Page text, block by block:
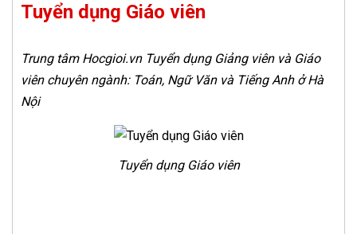
Tuyển dụng Giáo viên
Trung tâm Hocgioi.vn Tuyển dụng Giảng viên và Giáo
viên chuyên ngành: Toán, Ngữ Văn và Tiếng Anh ở Hà
Nội
Tuyển dụng Giáo viên